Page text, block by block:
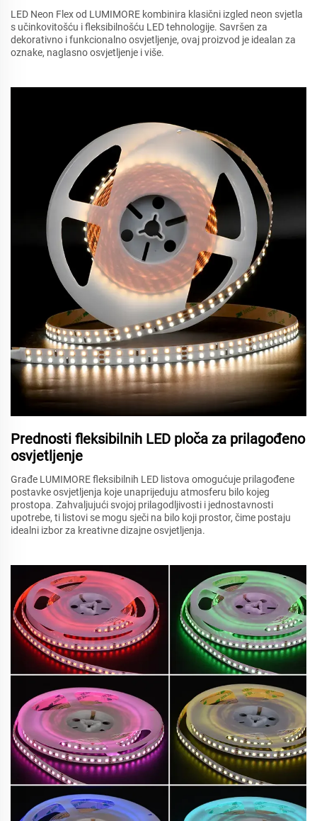
LED Neon Flex od LUMIMORE kombinira klasični izgled neon svjetla
s učinkovitošću i fleksibilnošću LED tehnologije. Savršen za
dekorativno i funkcionalno osvjetljenje, ovaj proizvod je idealan za
oznake, naglasno osvjetljenje i više.
Prednosti fleksibilnih LED ploča za prilagođeno
osvjetljenje
Građe LUMIMORE fleksibilnih LED listova omogućuje prilagođene
postavke osvjetljenja koje unaprijeduju atmosferu bilo kojeg
prostора. Zahvaljujući svojoj prilagodljivosti i jednostavnosti
upotrebe, ti listovi se mogu sječi na bilo koji prostor, čime postaju
idealni izbor za kreativne dizajne osvjetljenja.